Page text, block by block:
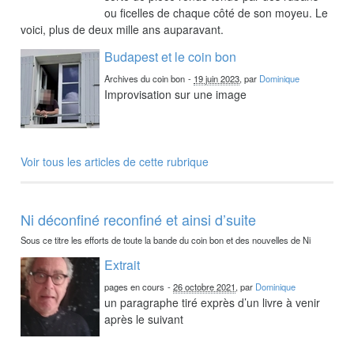
ou ficelles de chaque côté de son moyeu. Le
voici, plus de deux mille ans auparavant.
Budapest et le coin bon
Archives du coin bon - 19 juin 2023, par Dominique
Improvisation sur une image
Voir tous les articles de cette rubrique
Ni déconfiné reconfiné et ainsi d’suite
Sous ce titre les efforts de toute la bande du coin bon et des nouvelles de Ni
Extrait
pages en cours -26 octobre 2021, par Dominique
un paragraphe tiré exprès d’un livre à venir
après le suivant